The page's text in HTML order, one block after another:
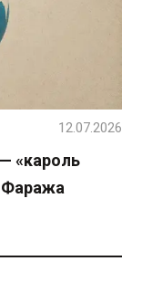
«кароль
Фаража
12.07.2026